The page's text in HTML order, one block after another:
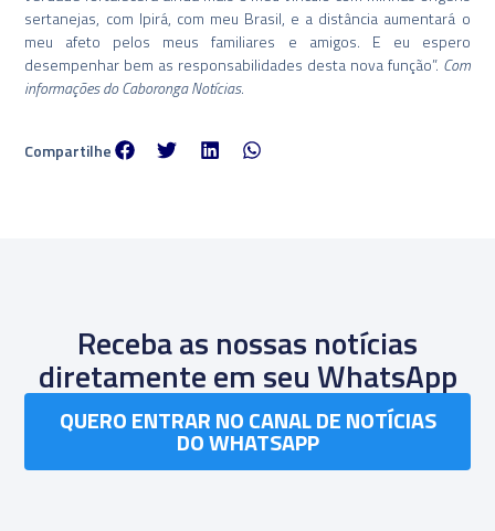
sertanejas, com Ipirá, com meu Brasil, e a distância aumentará o
meu afeto pelos meus familiares e amigos. E eu espero
desempenhar bem as responsabilidades desta nova função”. Com
informações do Caboronga Notícias.
Compartilhe
Receba as nossas notícias
diretamente em seu WhatsApp
QUERO ENTRAR NO CANAL DE NOTÍCIAS
DO WHATSAPP